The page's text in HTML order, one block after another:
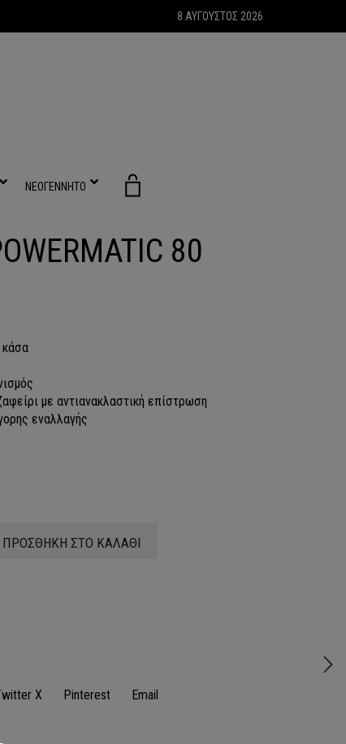
8 ΑΥΓΟΥΣΤΟΣ 2026
ΝΕΟΓΕΝΝΗΤΟ
80
κάσα
με αντιανακλαστική επίστρωση
εναλλαγής
ΠΡΟΣΘΗΚΗ ΣΤΟ ΚΑΛΑΘΙ
X Pinterest Email